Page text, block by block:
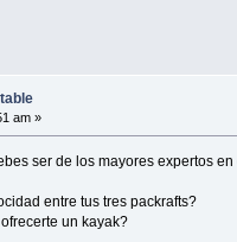
am »
ser de los mayores expertos
entre tus tres packrafts?
un kayak?